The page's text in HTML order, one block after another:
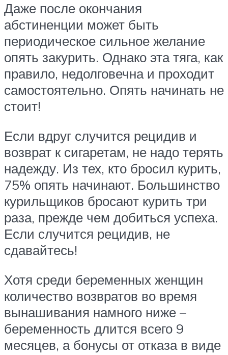
Даже после окончания
абстиненции может быть
периодическое сильное желание
опять закурить. Однако эта тяга, как
правило, недолговечна и проходит
самостоятельно. Опять начинать не
стоит!
Если вдруг случится рецидив и
возврат к сигаретам, не надо терять
надежду. Из тех, кто бросил курить,
75% опять начинают. Большинство
курильщиков бросают курить три
раза, прежде чем добиться успеха.
Если случится рецидив, не
сдавайтесь!
Хотя среди беременных женщин
количество возвратов во время
вынашивания намного ниже –
беременность длится всего 9
месяцев, а бонусы от отказа в виде